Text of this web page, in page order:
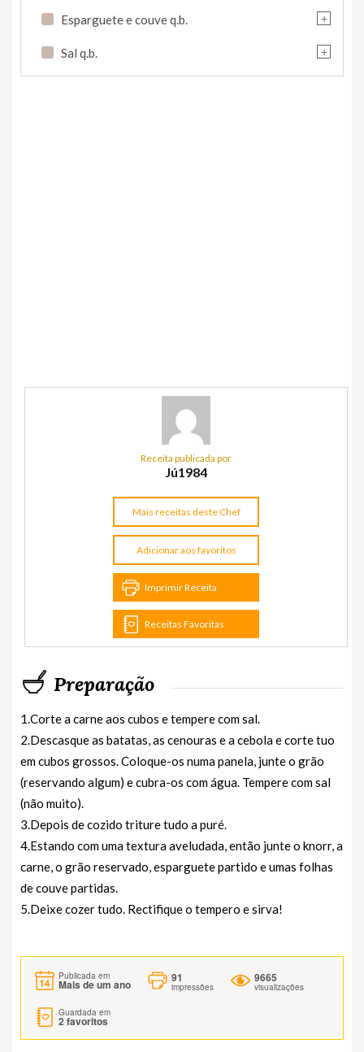
+
Esparguete e couve q.b.
+
Sal q.b.
Receita publicada por
Jú1984
Mais receitas deste Chef
Adicionar aos favoritos
Imprimir Receita
Receitas Favoritas
Preparação
1.Corte a carne aos cubos e tempere com sal.
2.Descasque as batatas, as cenouras e a cebola e corte tuo
em cubos grossos. Coloque-os numa panela, junte o grão
(reservando algum) e cubra-os com água. Tempere com sal
(não muito).
3.Depois de cozido triture tudo a puré.
4.Estando com uma textura aveludada, então junte o knorr, a
carne, o grão reservado, esparguete partido e umas folhas
de couve partidas.
5.Deixe cozer tudo. Rectifique o tempero e sirva!
Publicada em
Mais de um ano
91
impressões
9665
visualizações
Guardada em
2 favoritos